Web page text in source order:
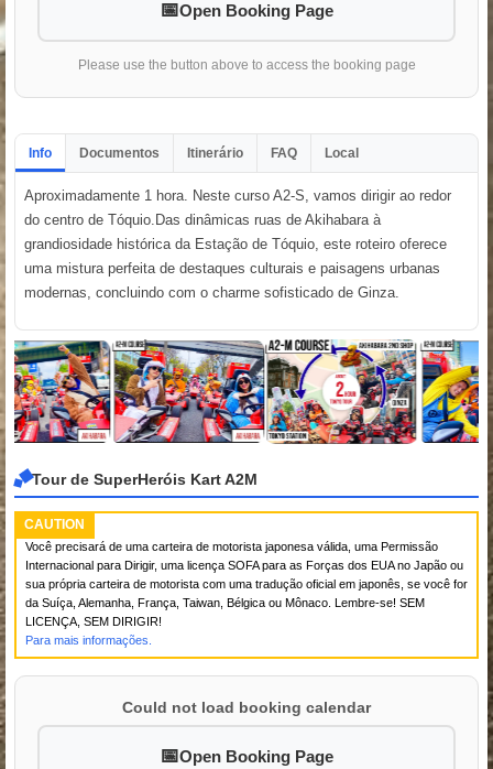
Open Booking Page
Please use the button above to access the booking page
Info Documentos Itinerário FAQ Local
Aproximadamente 1 hora. Neste curso A2-S, vamos dirigir ao redor
do centro de Tóquio.Das dinâmicas ruas de Akihabara à
grandiosidade histórica da Estação de Tóquio, este roteiro oferece
uma mistura perfeita de destaques culturais e paisagens urbanas
modernas, concluindo com o charme sofisticado de Ginza.
Tour de SuperHeróis Kart A2M
CAUTION
Você precisará de uma carteira de motorista japonesa válida, uma Permissão
Internacional para Dirigir, uma licença SOFA para as Forças dos EUA no Japão ou
sua própria carteira de motorista com uma tradução oficial em japonês, se você for
da Suíça, Alemanha, França, Taiwan, Bélgica ou Mônaco. Lembre-se! SEM
LICENÇA, SEM DIRIGIR!
Para mais informações.
Could not load booking calendar
Open Booking Page